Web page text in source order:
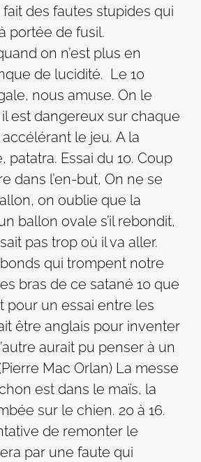
des fautes stupides qui
portée de fusil.
on n’est plus en
de lucidité. Le 10
nous amuse. On le
est dangereux sur chaque
le jeu. A la
patatra. Essai du 10. Coup
dans l’en-but, On ne se
on oublie que la
ballon ovale s’il rebondit,
pas trop où il va aller.
qui trompent notre
bras de ce satané 10 que
pour un essai entre les
être anglais pour inventer
aurait pu penser à un
Mac Orlan) La messe
est dans le maïs, la
sur le chien. 20 à 16.
de remonter le
par une faute qui